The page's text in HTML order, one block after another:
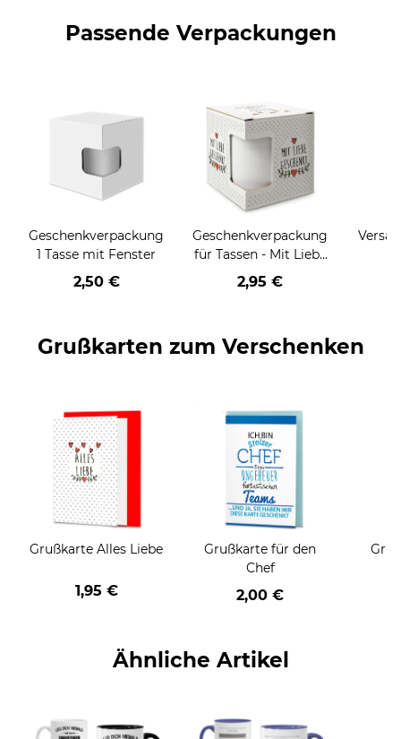
Passende Verpackungen
Geschenkverpackung
1 Tasse mit Fenster
2,50 €
Geschenkverpackung
für Tassen - Mit Liebe
geschenkt
2,95 €
Grußkarten zum Verschenken
Grußkarte Alles Liebe
1,95 €
Grußkarte für den
Chef
2,00 €
Ähnliche Artikel